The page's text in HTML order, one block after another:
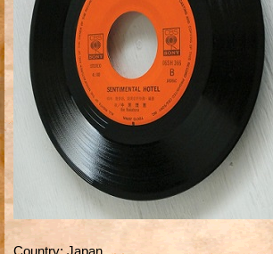
Country: Japan